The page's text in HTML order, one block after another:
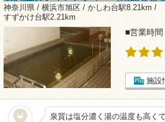
神奈川県 / 横浜市旭区 / かしわ台駅8.21km /
すずかけ台駅2.21km
■営業時
施設
泉質は塩分濃く湯の温度も高く